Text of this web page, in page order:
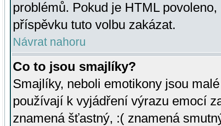
problémů. Pokud je HTML
příspěvku tuto volbu zakázat.
Návrat nahoru
Co to jsou smajlíky?
Smajlíky, neboli emotikony jsou
používají k vyjádření výrazu emocí
znamená šťastný, :( znamená